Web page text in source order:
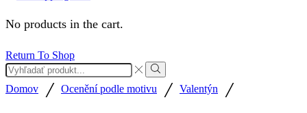
No products in the cart.
Return To Shop
Search
input
Search
Domov / Ocenění podle motivu / Valentýn /